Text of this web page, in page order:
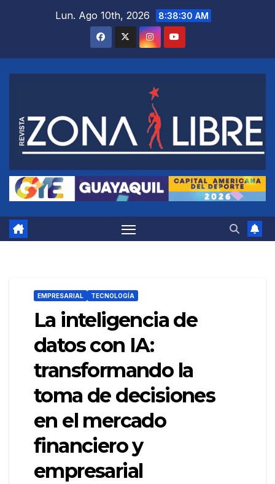
Lun. Ago 10th, 2026 8:38:31 AM
EMPRESARIAL TECNOLOGÍA
La inteligencia de
datos con IA:
transformando la
toma de decisiones
en el mercado
financiero y
empresarial